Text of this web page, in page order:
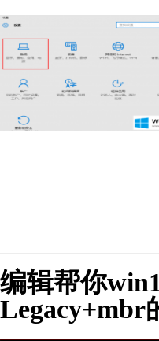
编辑帮你
Legacy+mbr